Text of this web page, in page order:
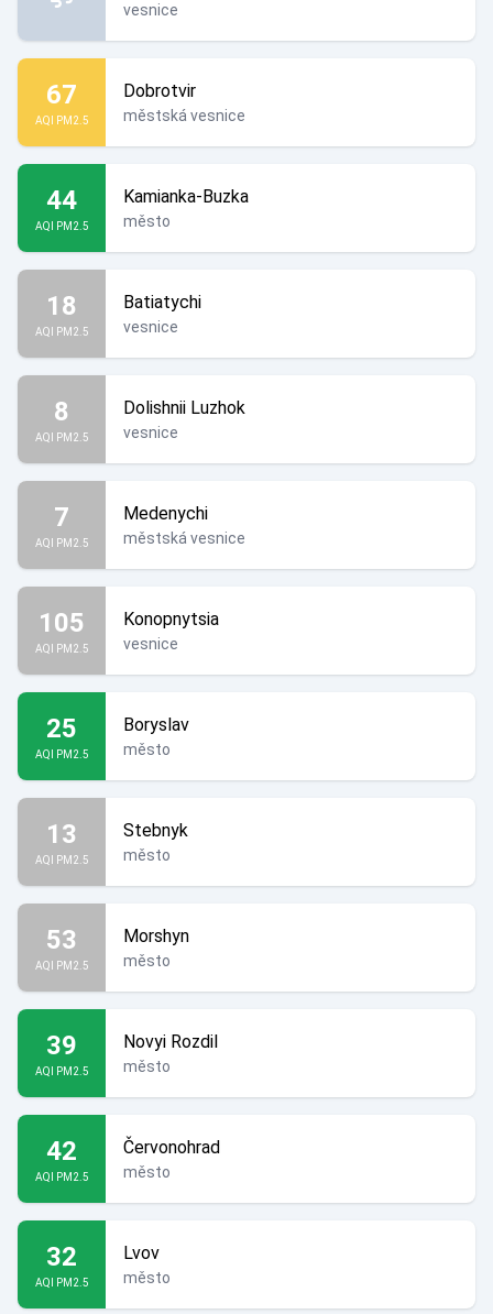
vesnice
67
AQI PM2.5
Dobrotvir
městská vesnice
44
AQI PM2.5
Kamianka-Buzka
město
18
AQI PM2.5
Batiatychi
vesnice
8
AQI PM2.5
Dolishnii Luzhok
vesnice
7
AQI PM2.5
Medenychi
městská vesnice
105
AQI PM2.5
Konopnytsia
vesnice
25
AQI PM2.5
Boryslav
město
13
AQI PM2.5
Stebnyk
město
53
AQI PM2.5
Morshyn
město
39
AQI PM2.5
Novyi Rozdil
město
42
AQI PM2.5
Červonohrad
město
32
AQI PM2.5
Lvov
město